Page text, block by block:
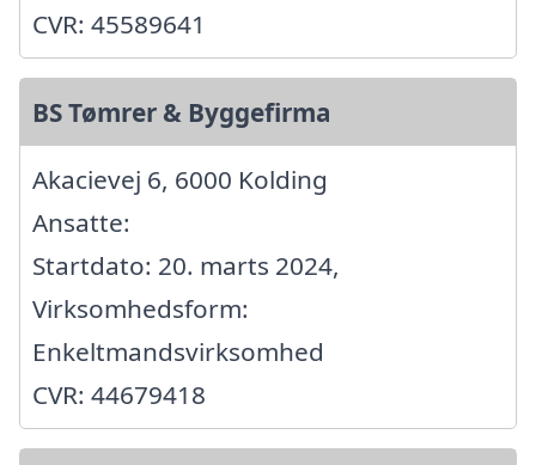
CVR: 45589641
BS Tømrer & Byggefirma
Akacievej 6, 6000 Kolding
Ansatte:
Startdato: 20. marts 2024,
Virksomhedsform:
Enkeltmandsvirksomhed
CVR: 44679418